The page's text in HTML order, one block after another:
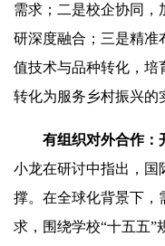
需求；二是校企协同，
研深度融合；三是精准
值技术与品种转化，培
转化为服务乡村振兴的
有组织对外合作：
小龙在研讨中指出，国
撑。在全球化背景下，
求，围绕学校“十五五”